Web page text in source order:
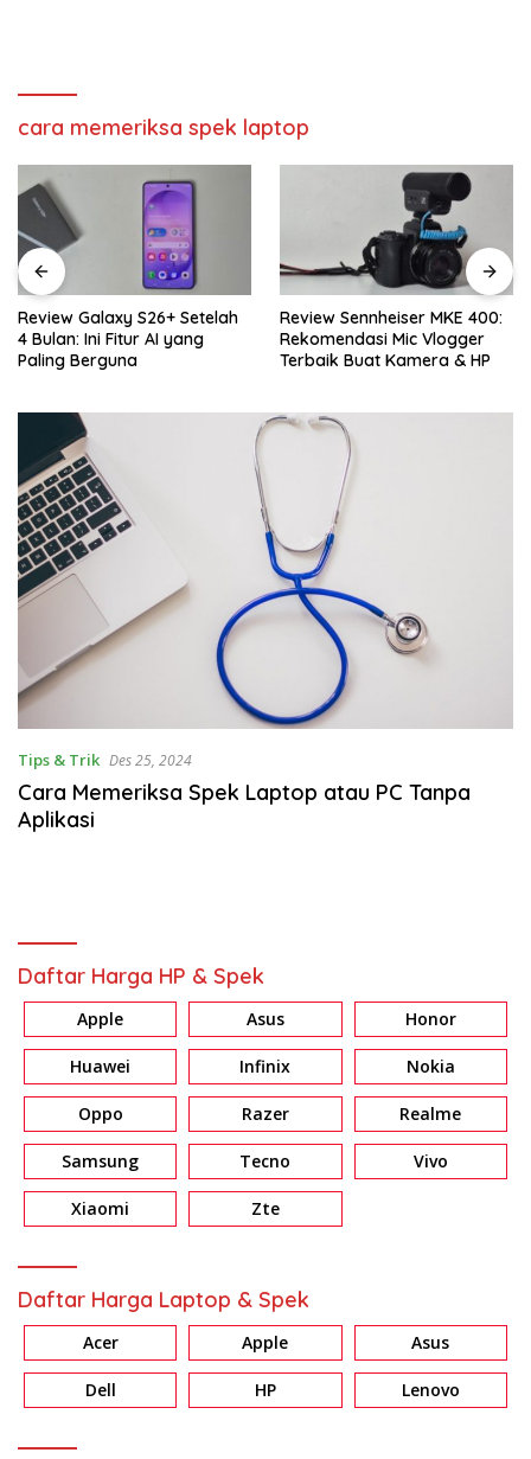
cara memeriksa spek laptop
Review Galaxy S26+ Setelah
4 Bulan: Ini Fitur AI yang
Paling Berguna
Review Sennheiser MKE 400:
Rekomendasi Mic Vlogger
Terbaik Buat Kamera & HP
Tips & Trik Des 25, 2024
Cara Memeriksa Spek Laptop atau PC Tanpa
Aplikasi
Daftar Harga HP & Spek
Apple Asus Honor
Huawei Infinix Nokia
Oppo Razer Realme
Samsung Tecno Vivo
Xiaomi Zte
Daftar Harga Laptop & Spek
Acer Apple Asus
Dell HP Lenovo